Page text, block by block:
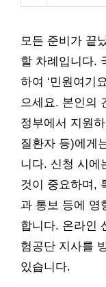
모든 준비가 끝
할 차례입니다.
하여 ‘민원여기
으세요. 본인의
정부에서 지원
질환자 등)에게
니다. 신청 시에
것이 중요하며,
과 통보 등에 영
합니다. 온라인
험공단 지사를
있습니다.